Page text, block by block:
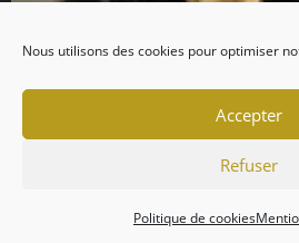
Nous utilisons des cookies pour optimiser
Accepter
Refuser
Politique de cookies